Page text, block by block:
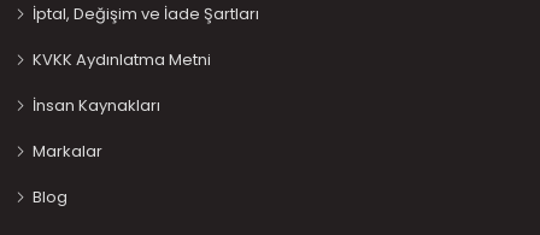
İptal, Değişim ve İade Şartları
KVKK Aydınlatma Metni
İnsan Kaynakları
Markalar
Blog